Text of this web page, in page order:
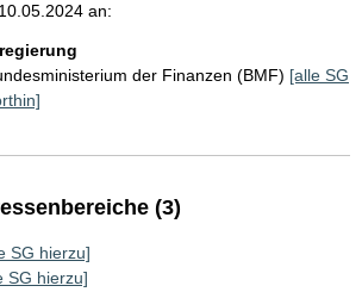
an:
der Finanzen (BMF) [alle SG
(3)
SG hierzu]
SG hierzu]